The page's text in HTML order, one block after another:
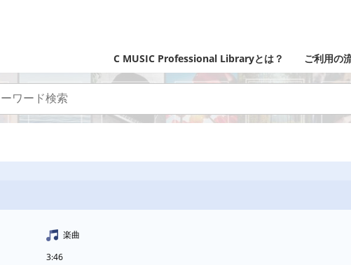
C MUSIC Professional Libraryとは？ ご利用の
楽曲
3:46